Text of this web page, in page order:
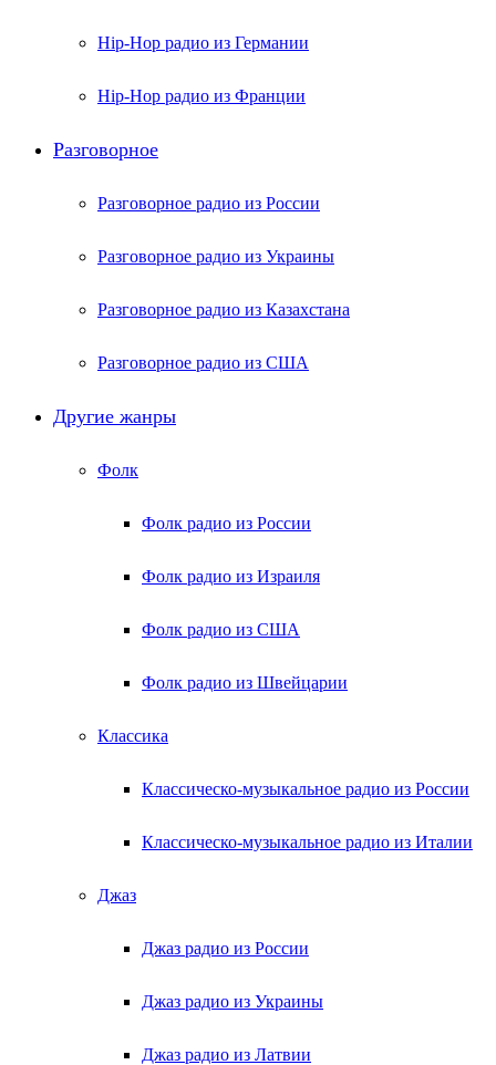
Hip-Hop радио из Германии
Hip-Hop радио из Франции
Разговорное
Разговорное радио из России
Разговорное радио из Украины
Разговорное радио из Казахстана
Разговорное радио из США
Другие жанры
Фолк
Фолк радио из России
Фолк радио из Израиля
Фолк радио из США
Фолк радио из Швейцарии
Классика
Классическо-музыкальное радио из России
Классическо-музыкальное радио из Италии
Джаз
Джаз радио из России
Джаз радио из Украины
Джаз радио из Латвии